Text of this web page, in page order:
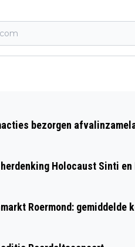
ROERMOND,
bezorgen
Holocaust Sinti en
Roermond: gemiddelde